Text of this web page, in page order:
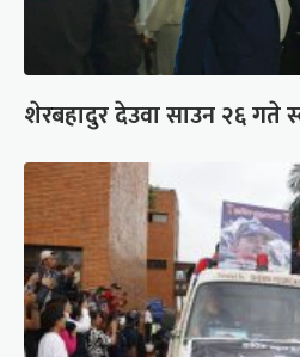
शेरबहादुर देउवा साउन २६ गते